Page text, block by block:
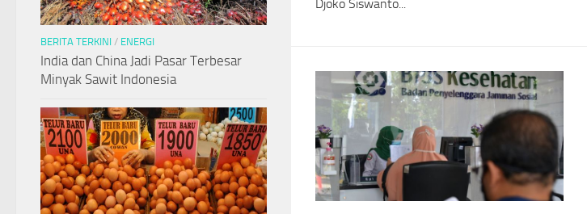
Djoko Siswanto...
BERITA TERKINI / ENERGI
India dan China Jadi Pasar Terbesar
Minyak Sawit Indonesia